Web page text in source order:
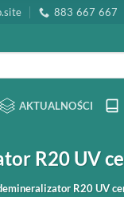
883 667 667
AKTUALNOŚCI
R20 UV
R20 UV